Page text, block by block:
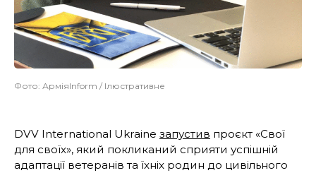
Фото: АрміяInform / Ілюстративне
DVV International Ukraine запустив проєкт «Свої
для своїх», який покликаний сприяти успішній
адаптації ветеранів та їхніх родин до цивільного